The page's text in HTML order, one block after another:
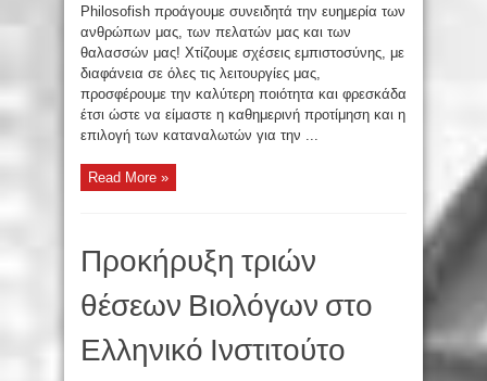
Philosofish προάγουμε συνειδητά την ευημερία των
ανθρώπων μας, των πελατών μας και των
θαλασσών μας! Χτίζουμε σχέσεις εμπιστοσύνης, με
διαφάνεια σε όλες τις λειτουργίες μας,
προσφέρουμε την καλύτερη ποιότητα και φρεσκάδα
έτσι ώστε να είμαστε η καθημερινή προτίμηση και η
επιλογή των καταναλωτών για την ...
Read More »
Προκήρυξη τριών
θέσεων Βιολόγων στο
Ελληνικό Ινστιτούτο